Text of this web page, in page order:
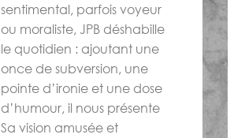
sentimental, parfois voyeur
ou moraliste, JPB déshabille
le quotidien : ajoutant une
once de subversion, une
pointe d’ironie et une dose
d’humour, il nous présente
Sa vision amusée et